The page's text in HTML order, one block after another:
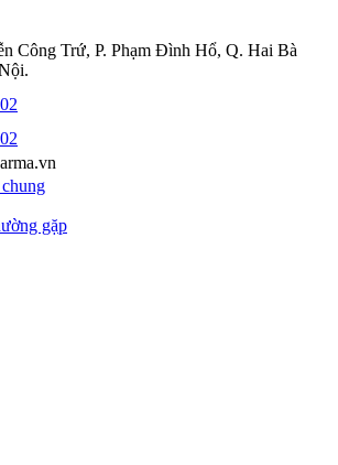
Công Trứ, P. Phạm Đình Hổ, Q. Hai Bà
gặp